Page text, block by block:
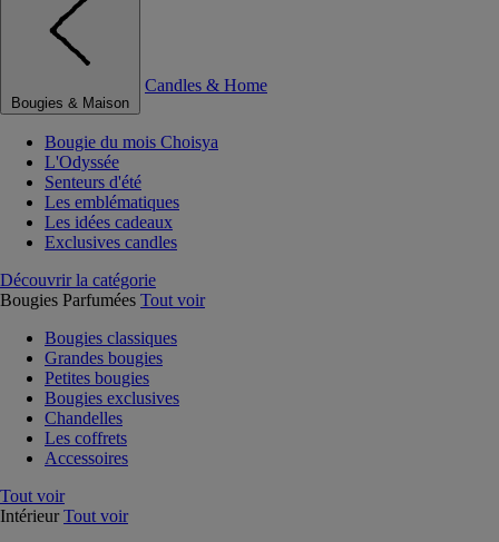
Bougies & Maison
Candles & Home
Bougie du mois Choisya
L'Odyssée
Senteurs d'été
Les emblématiques
Les idées cadeaux
Exclusives candles
Découvrir la catégorie
Bougies Parfumées Tout voir
Bougies classiques
Grandes bougies
Petites bougies
Bougies exclusives
Chandelles
Les coffrets
Accessoires
Tout voir
Intérieur Tout voir